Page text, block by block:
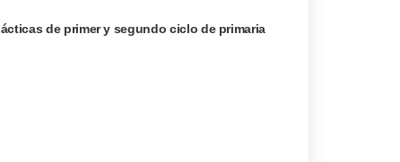
de primer y segundo ciclo de primaria